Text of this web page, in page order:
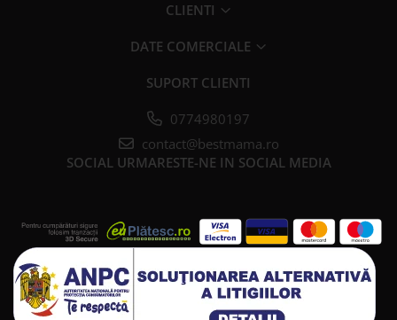
CLIENTI
DATE COMERCIALE
SUPORT CLIENTI
0774980197
contact@bestmama.ro
SOCIAL URMARESTE-NE IN SOCIAL MEDIA